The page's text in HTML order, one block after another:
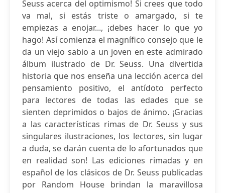
Seuss acerca del optimismo! Si crees que todo
va mal, si estás triste o amargado, si te
empiezas a enojar..., ¡debes hacer lo que yo
hago! Así comienza el magnífico consejo que le
da un viejo sabio a un joven en este admirado
álbum ilustrado de Dr. Seuss. Una divertida
historia que nos enseña una lección acerca del
pensamiento positivo, el antídoto perfecto
para lectores de todas las edades que se
sienten deprimidos o bajos de ánimo. ¡Gracias
a las características rimas de Dr. Seuss y sus
singulares ilustraciones, los lectores, sin lugar
a duda, se darán cuenta de lo afortunados que
en realidad son! Las ediciones rimadas y en
español de los clásicos de Dr. Seuss publicadas
por Random House brindan la maravillosa